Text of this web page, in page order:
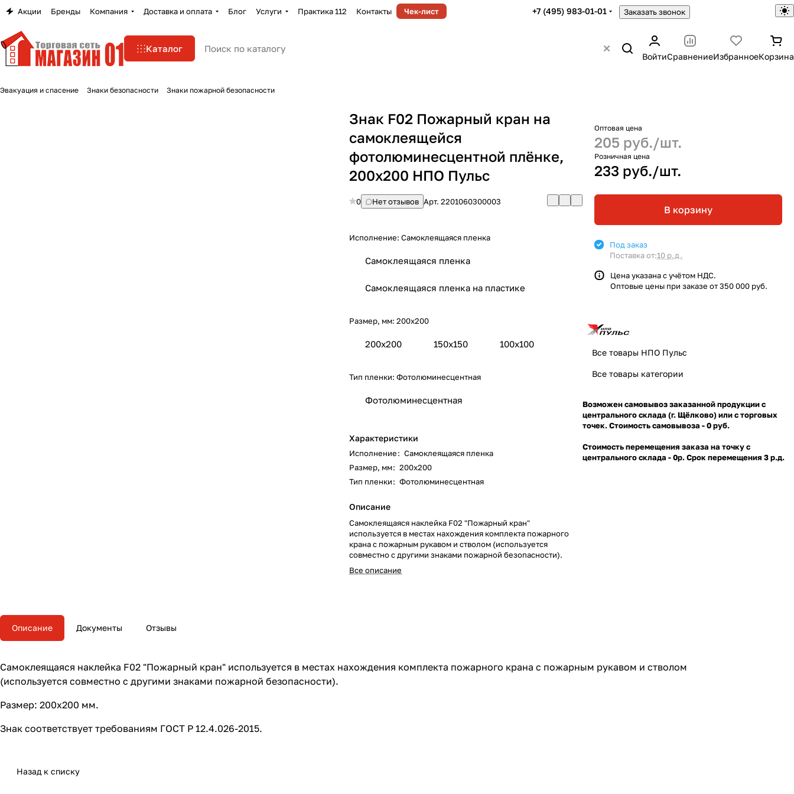
Акции Бренды Компания Доставка и оплата Блог Услуги Практика 112 Контакты Чек-лист +7 (495) 983-01-01 Заказать звонок
Каталог
ВойтиСравнениеИзбранноеКорзина
Эвакуация и спасение Знаки безопасности Знаки пожарной безопасности
Знак F02 Пожарный кран на
самоклеящейся
фотолюминесцентной плёнке,
200х200 НПО Пульс
0 Нет отзывов Арт.2201060300003
Исполнение:Самоклеящаяся пленка
Самоклеящаяся пленка
Самоклеящаяся пленка на пластике
Размер, мм:200х200
200х200 150х150 100х100
Тип пленки:Фотолюминесцентная
Фотолюминесцентная
Характеристики
Исполнение: Самоклеящаяся пленка
Размер, мм: 200х200
Тип пленки: Фотолюминесцентная
Описание
Самоклеящаяся наклейка F02 "Пожарный кран"
используется в местах нахождения комплекта пожарного
крана с пожарным рукавом и стволом (используется
совместно с другими знаками пожарной безопасности).
Все описание
Оптовая цена
205 руб./шт.
Розничная цена
233 руб./шт.
В корзину
Под заказ
Поставка от:10 р.д.
Цена указана с учётом НДС.
Оптовые цены при заказе от 350 000 руб.
Все товары НПО Пульс
Все товары категории
Возможен самовывоз заказанной продукции с
центрального склада (г. Щёлково) или с торговых
точек. Стоимость самовывоза - 0 руб.
Стоимость перемещения заказа на точку с
центрального склада - 0р. Срок перемещения 3 р.д.
Описание Документы Отзывы
Самоклеящаяся наклейка F02 "Пожарный кран" используется в местах нахождения комплекта пожарного крана с пожарным рукавом и стволом
(используется совместно с другими знаками пожарной безопасности).
Размер: 200х200 мм.
Знак соответствует требованиям ГОСТ Р 12.4.026-2015.
Назад к списку